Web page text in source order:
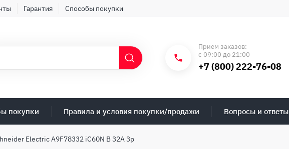
Гарантия Способы покупки
Прием заказов:
с 09:00 до 21:00
+7 (800) 222-76-08
покупки Правила и условия покупки/продажи Вопросы и ответы
Electric A9F78332 iC60N B 32A 3p